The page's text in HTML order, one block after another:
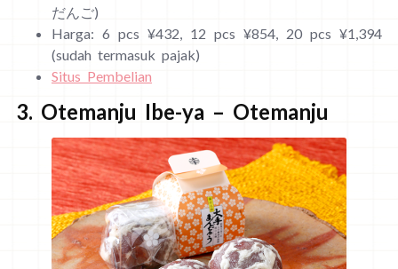
だんご)
Harga: 6 pcs ¥432, 12 pcs ¥854, 20 pcs ¥1,394
(sudah termasuk pajak)
Situs Pembelian
3. Otemanju Ibe-ya – Otemanju